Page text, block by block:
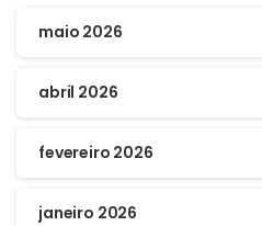
maio 2026
abril 2026
fevereiro 2026
janeiro 2026